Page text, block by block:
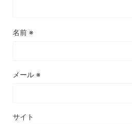
名前 ※
メール ※
サイト